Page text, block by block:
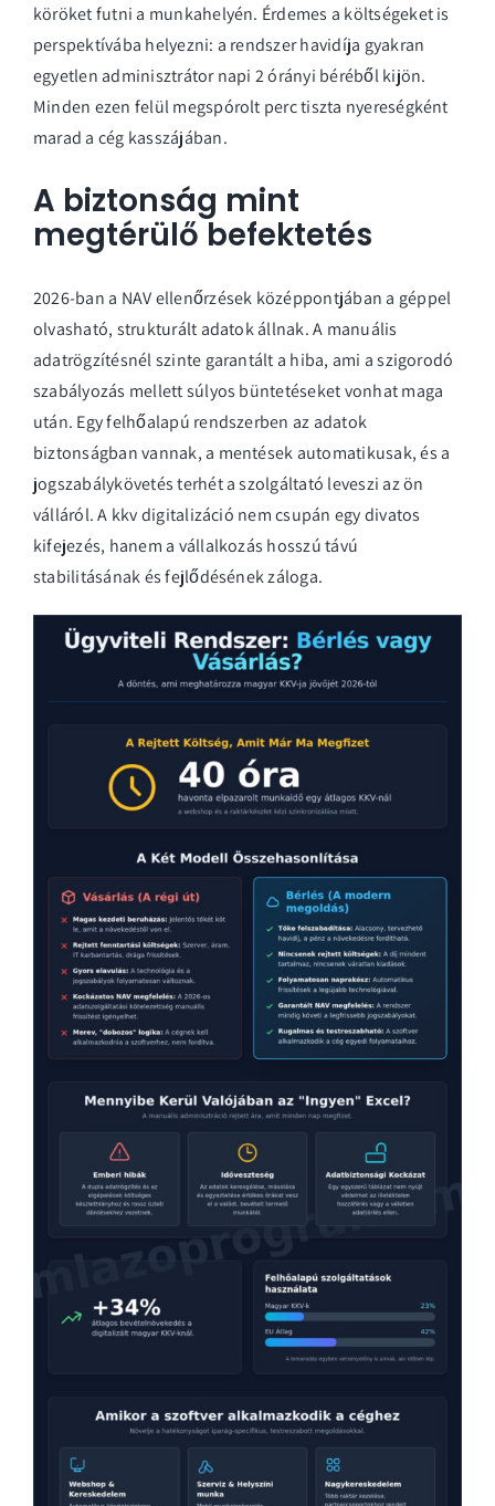
köröket futni a munkahelyén. Érdemes a költségeket is
perspektívába helyezni: a rendszer havidíja gyakran
egyetlen adminisztrátor napi 2 órányi béréből kijön.
Minden ezen felül megspórolt perc tiszta nyereségként
marad a cég kasszájában.
A biztonság mint
megtérülő befektetés
2026-ban a NAV ellenőrzések középpontjában a géppel
olvasható, strukturált adatok állnak. A manuális
adatrögzítésnél szinte garantált a hiba, ami a szigorodó
szabályozás mellett súlyos büntetéseket vonhat maga
után. Egy felhőalapú rendszerben az adatok
biztonságban vannak, a mentések automatikusak, és a
jogszabálykövetés terhét a szolgáltató leveszi az ön
válláról. A kkv digitalizáció nem csupán egy divatos
kifejezés, hanem a vállalkozás hosszú távú
stabilitásának és fejlődésének záloga.